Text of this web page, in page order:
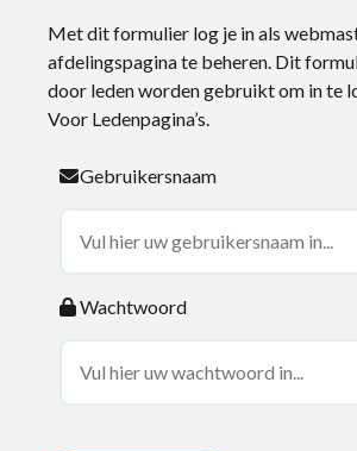
Met dit formulier log je in als
afdelingspagina te beheren. Dit
door leden worden gebruikt om in te
Voor Ledenpagina’s.
Gebruikersnaam
Wachtwoord